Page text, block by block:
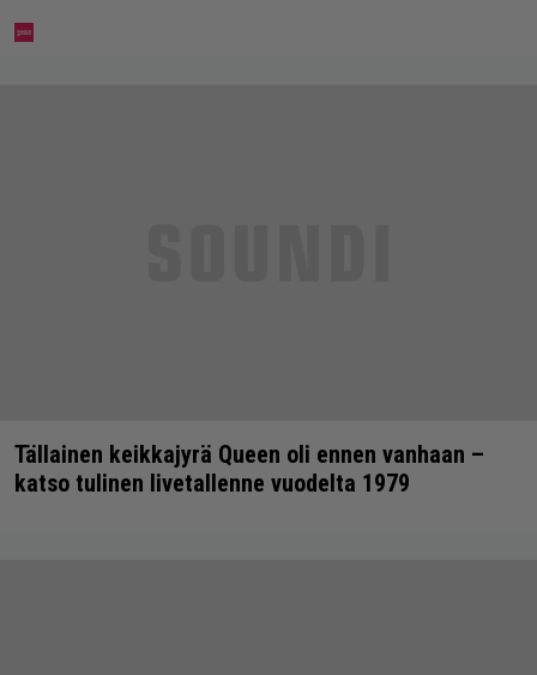
Tällainen keikkajyrä Queen oli ennen vanhaan –
katso tulinen livetallenne vuodelta 1979